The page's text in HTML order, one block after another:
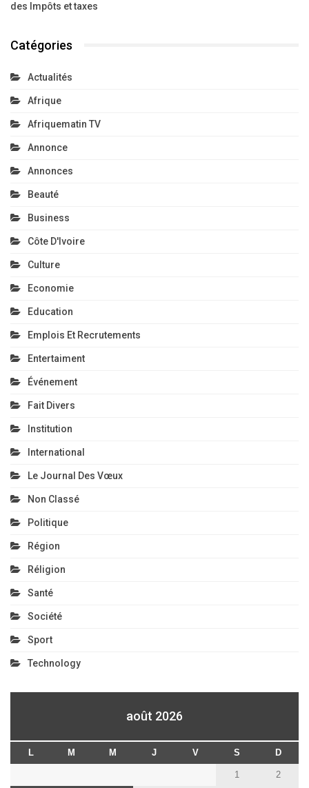
des Impôts et taxes
Catégories
Actualités
Afrique
Afriquematin TV
Annonce
Annonces
Beauté
Business
Côte D'Ivoire
Culture
Economie
Education
Emplois Et Recrutements
Entertaiment
Événement
Fait Divers
Institution
International
Le Journal Des Vœux
Non Classé
Politique
Région
Réligion
Santé
Société
Sport
Technology
août 2026
L M M J V S D
1 2